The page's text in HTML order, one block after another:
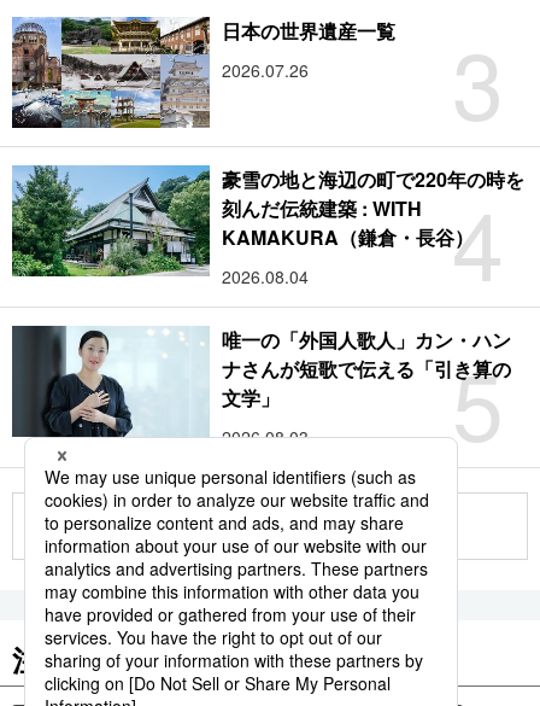
3
日本の世界遺産一覧
2026.07.26
4
豪雪の地と海辺の町で220年の時を
刻んだ伝統建築 : WITH
KAMAKURA（鎌倉・長谷）
2026.08.04
5
唯一の「外国人歌人」カン・ハン
ナさんが短歌で伝える「引き算の
文学」
2026.08.03
もっと見る
注目のキーワード